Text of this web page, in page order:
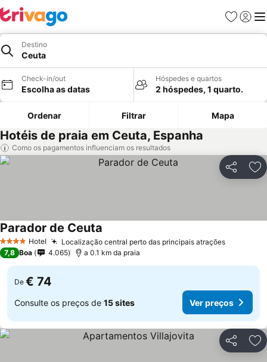
Favoritos
Iniciar
Destino
Ceuta
Check-in/out
Escolha as datas
Hóspedes e quartos
2 hóspedes, 1 quarto.
Ordenar Filtrar Mapa
Hotéis de praia em Ceuta, Espanha
Como os pagamentos influenciam os resultados
Partilhar
4 EstrelasHotel Localização central perto das principais atrações
Parador de Ceuta
7,8 Boa 4.065 a 0.1 km da praia
De € 74
Consulte os preços de 15 sites Ver preços
Partilhar